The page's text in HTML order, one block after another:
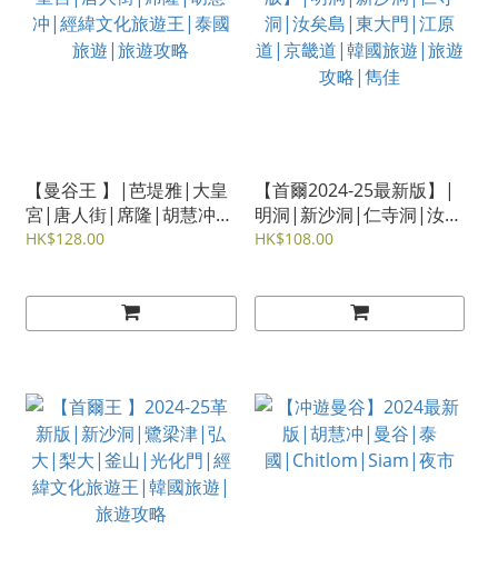
【曼谷王 】|芭堤雅|大皇
宮|唐人街|席隆|胡慧冲|
經緯文化旅遊王|泰國旅
HK$128.00
【首爾2024-25最新版】|
明洞|新沙洞|仁寺洞|汝矣
島|東大門|江原道|京畿
HK$108.00